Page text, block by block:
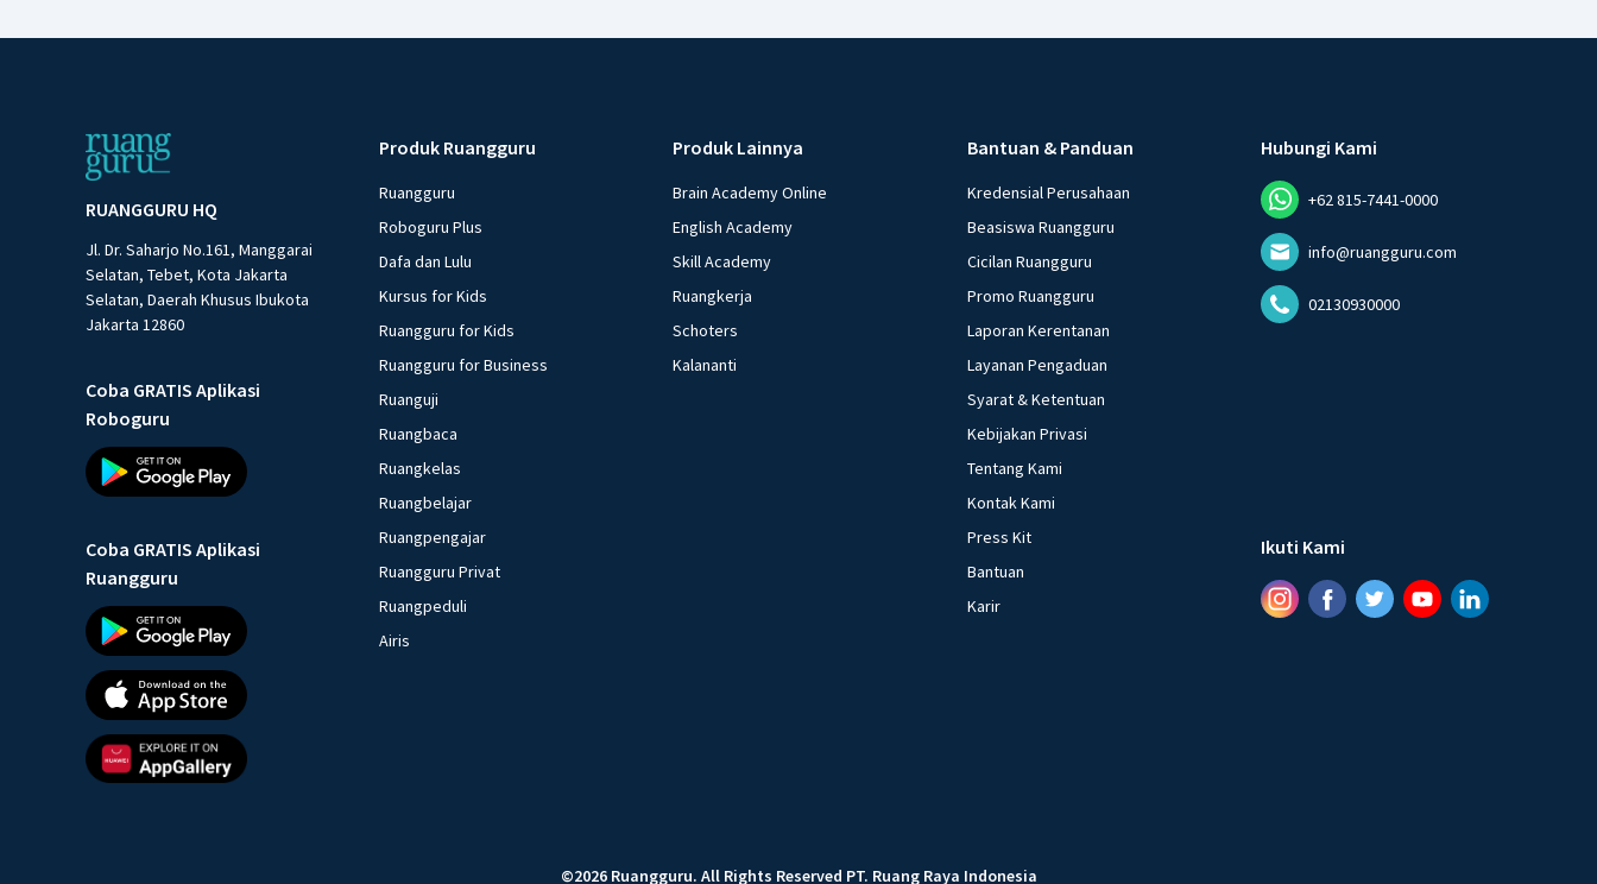
RUANGGURU HQ
Jl. Dr. Saharjo No.161, Manggarai
Selatan, Tebet, Kota Jakarta
Selatan, Daerah Khusus Ibukota
Jakarta 12860
Coba GRATIS Aplikasi
Roboguru
Coba GRATIS Aplikasi
Ruangguru
Produk Ruangguru
Ruangguru
Roboguru Plus
Dafa dan Lulu
Kursus for Kids
Ruangguru for Kids
Ruangguru for Business
Ruanguji
Ruangbaca
Ruangkelas
Ruangbelajar
Ruangpengajar
Ruangguru Privat
Ruangpeduli
Airis
Produk Lainnya
Brain Academy Online
English Academy
Skill Academy
Ruangkerja
Schoters
Kalananti
Bantuan & Panduan
Kredensial Perusahaan
Beasiswa Ruangguru
Cicilan Ruangguru
Promo Ruangguru
Laporan Kerentanan
Layanan Pengaduan
Syarat & Ketentuan
Kebijakan Privasi
Tentang Kami
Kontak Kami
Press Kit
Bantuan
Karir
Hubungi Kami
+62 815-7441-0000
info@ruangguru.com
02130930000
Ikuti Kami
©2026 Ruangguru. All Rights Reserved PT. Ruang Raya Indonesia